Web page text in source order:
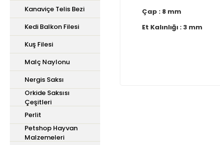
Kanaviçe Telis Bezi
Kedi Balkon Filesi
Kuş Filesi
Malç Naylonu
Nergis Saksı
Orkide Saksısı
Çeşitleri
Perlit
Petshop Hayvan
Malzemeleri
Çap : 8 mm
Et Kalınlığı : 3 mm